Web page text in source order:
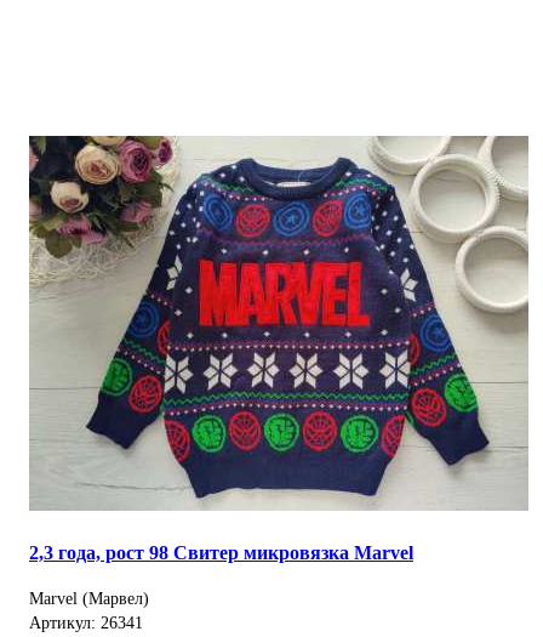
2,3 года, рост 98 Свитер микровязка Marvel
Marvel (Марвел)
Артикул: 26341